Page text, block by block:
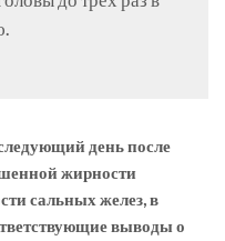
день после
жирности
сальных желез, в
выводы о